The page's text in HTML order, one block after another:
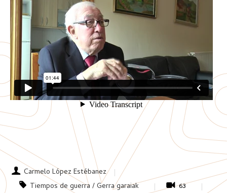
Carmelo López Estébanez
Tiempos de guerra / Gerra garaiak
63